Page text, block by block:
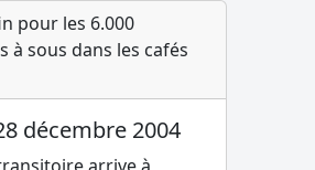
pour les 6.000
à sous dans les cafés
décembre 2004